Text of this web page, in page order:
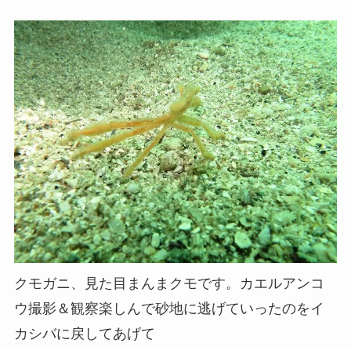
クモガニ、見た目まんまクモです。カエルアンコ
ウ撮影＆観察楽しんで砂地に逃げていったのをイ
カシバに戻してあげて